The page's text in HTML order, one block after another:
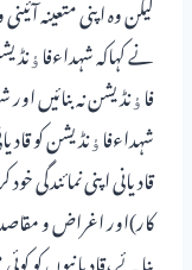
لیکن وہ اپنی متعینہ
نے کہاکہ
فاﺅنڈیشن نہ بنائیں
شہداءفاﺅنڈیشن کو
قادیانی اپنی نمائندگی
کار)اور اغراض و مقاصد
بنائے ،قادیانیوں کو